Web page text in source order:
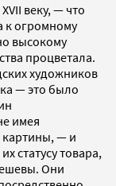
веку, — что
к огромному
высокому
процветала.
художников
— это было
имея
картины, — и
статусу товара,
Они